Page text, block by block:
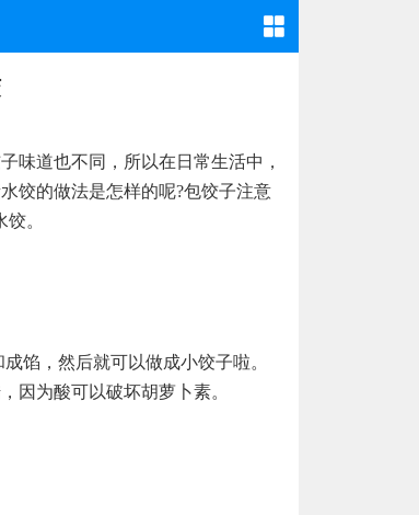
味道也不同，所以在日常生活中，
饺的做法是怎样的呢?包饺子注意
。
馅，然后就可以做成小饺子啦。
因为酸可以破坏胡萝卜素。